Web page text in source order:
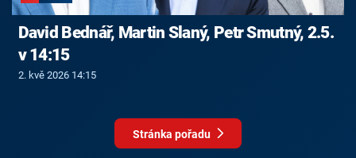
David Bednář, Martin Slaný, Petr Smutný, 2.5.
v 14:15
2. kvě 2026 14:15
Stránka pořadu